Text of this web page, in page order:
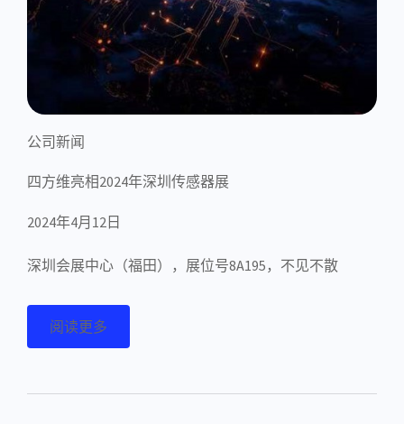
公司新闻
四方维亮相2024年深圳传感器展
2024年4月12日
深圳会展中心（福田），展位号8A195，不见不散
阅读更多